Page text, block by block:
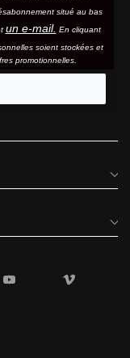
situé au bas
un e-mail. En cliquant
soient stockées et
promotionnelles.
YouTube